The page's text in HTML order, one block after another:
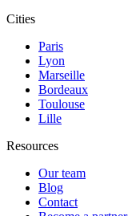
Cities
Paris
Lyon
Marseille
Bordeaux
Toulouse
Lille
Resources
Our team
Blog
Contact